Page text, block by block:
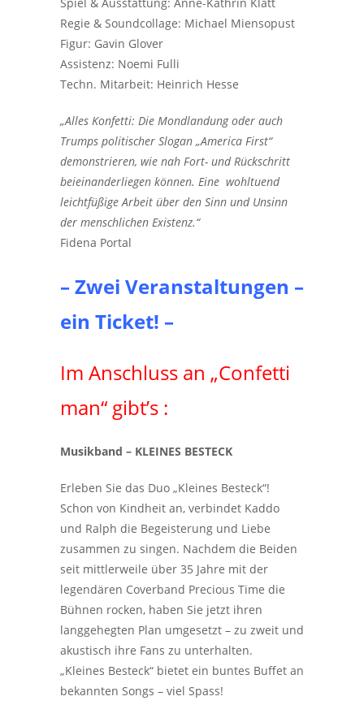
Spiel & Ausstattung: Anne-Kathrin Klatt
Regie & Soundcollage: Michael Miensopust
Figur: Gavin Glover
Assistenz: Noemi Fulli
Techn. Mitarbeit: Heinrich Hesse
„Alles Konfetti: Die Mondlandung oder auch
Trumps politischer Slogan „America First“
demonstrieren, wie nah Fort- und Rückschritt
beieinanderliegen können. Eine wohltuend
leichtfüßige Arbeit über den Sinn und Unsinn
der menschlichen Existenz.“
Fidena Portal
– Zwei Veranstaltungen –
ein Ticket! –
Im Anschluss an „Confetti
man“ gibt’s :
Musikband – KLEINES BESTECK
Erleben Sie das Duo „Kleines Besteck“!
Schon von Kindheit an, verbindet Kaddo
und Ralph die Begeisterung und Liebe
zusammen zu singen. Nachdem die Beiden
seit mittlerweile über 35 Jahre mit der
legendären Coverband Precious Time die
Bühnen rocken, haben Sie jetzt ihren
langgehegten Plan umgesetzt – zu zweit und
akustisch ihre Fans zu unterhalten.
„Kleines Besteck“ bietet ein buntes Buffet an
bekannten Songs – viel Spass!